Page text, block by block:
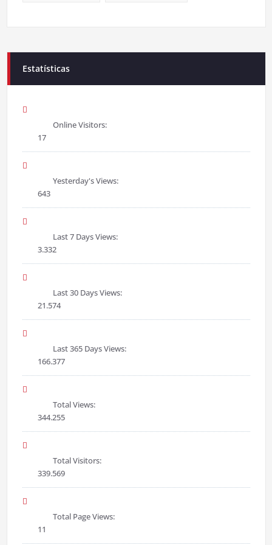
Estatísticas
Online Visitors:
17
Yesterday's Views:
643
Last 7 Days Views:
3.332
Last 30 Days Views:
21.574
Last 365 Days Views:
166.377
Total Views:
344.255
Total Visitors:
339.569
Total Page Views:
11